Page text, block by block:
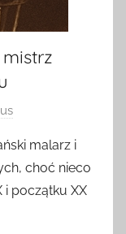
malarz i
choć nieco
początku XX